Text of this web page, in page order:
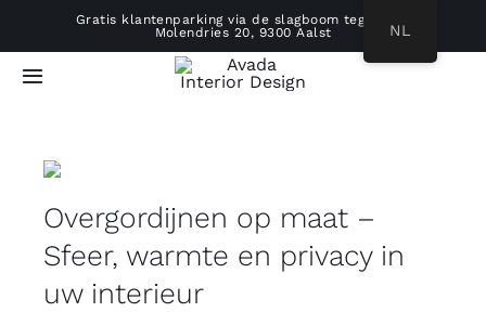
inhoud
Gratis klantenparking via de slagboom tegenover
Molendries 20, 9300 Aalst
Toggle
REALISATIES
Overgordijnen op maat –
Sfeer, warmte en privacy in
uw interieur
NL